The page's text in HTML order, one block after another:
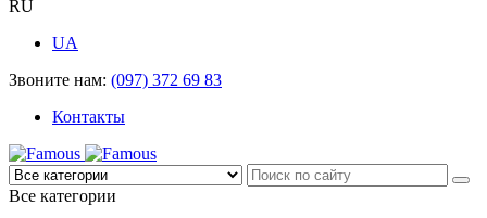
RU
UA
Звоните нам: (097) 372 69 83
Контакты
Все категории